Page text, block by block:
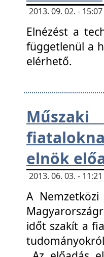
2013. 09. 02. -
Elnézést a
függetlenül a
elérhető.
elnök
2013. 06. 03. -
A
időt szakít a